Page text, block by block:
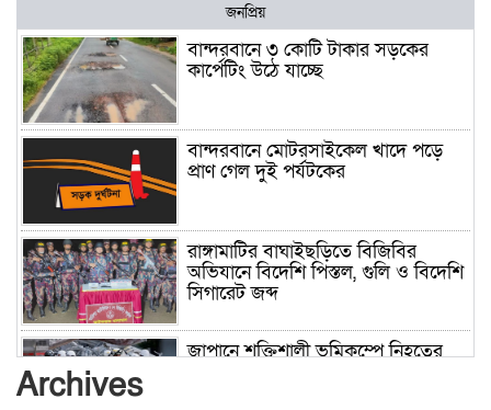
জনপ্রিয়
বান্দরবানে ৩ কোটি টাকার সড়কের
কার্পেটিং উঠে যাচ্ছে
বান্দরবানে মোটরসাইকেল খাদে পড়ে
প্রাণ গেল দুই পর্যটকের
রাঙ্গামাটির বাঘাইছড়িতে বিজিবির
অভিযানে বিদেশি পিস্তল, গুলি ও বিদেশি
সিগারেট জব্দ
জাপানে শক্তিশালী ভূমিকম্পে নিহতের
Archives